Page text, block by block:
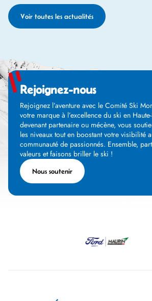
Voir toutes les actualités
Rejoignez-nous
Rejoignez l’aventure avec le Comité Ski
votre marque à l’excellence du ski en
devenant partenaire ou mécène, vous
les niveaux tout en boostant votre visibilité
communauté de passionnés. Ensemble,
valeurs et faisons briller le ski !
Nous soutenir